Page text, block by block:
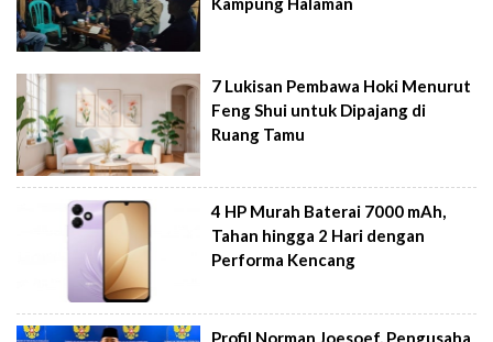
7 Lukisan Pembawa Hoki Menurut
Feng Shui untuk Dipajang di
Ruang Tamu
4 HP Murah Baterai 7000 mAh,
Tahan hingga 2 Hari dengan
Performa Kencang
Profil Norman Joesoef, Pengusaha